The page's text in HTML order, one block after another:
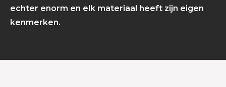
echter enorm en elk materiaal heeft zijn eigen
kenmerken.